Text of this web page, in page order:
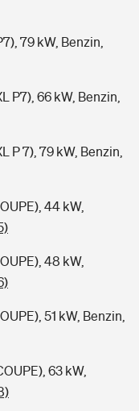
79 kW, Benzin,
P7), 66 kW, Benzin,
P 7), 79 kW, Benzin,
44 kW,
48 kW,
51 kW, Benzin,
63 kW,